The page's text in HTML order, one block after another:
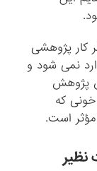
این قضیه حاضریم روی ۵۰۰ نفر کار پژوهشی
نمی شود و
پژوهش
که
مؤثر است.
نظیر